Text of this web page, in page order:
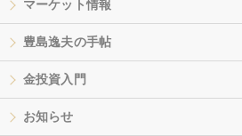
マーケット情報
豊島逸夫の手帖
金投資入門
お知らせ